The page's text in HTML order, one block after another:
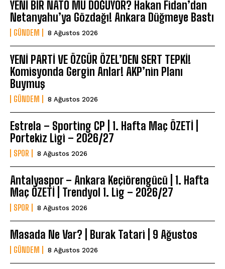
YENİ BİR NATO MU DOĞUYOR? Hakan Fidan’dan
Netanyahu’ya Gözdağı! Ankara Düğmeye Bastı
GÜNDEM 8 Ağustos 2026
YENİ PARTİ VE ÖZGÜR ÖZEL’DEN SERT TEPKİ!
Komisyonda Gergin Anlar! AKP’nin Planı
Buymuş
GÜNDEM 8 Ağustos 2026
Estrela – Sporting CP | 1. Hafta Maç ÖZETİ |
Portekiz Ligi – 2026/27
SPOR 8 Ağustos 2026
Antalyaspor – Ankara Keçiörengücü | 1. Hafta
Maç ÖZETİ | Trendyol 1. Lig – 2026/27
SPOR 8 Ağustos 2026
Masada Ne Var? | Burak Tatari | 9 Ağustos
GÜNDEM 8 Ağustos 2026